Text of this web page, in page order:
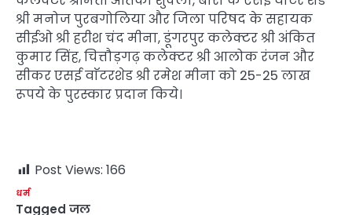
श्री मनोज पुरबगोलिया और जिला परिषद के सहायक
सीईओ श्री हरीश चंद मीना, डूंगरपुर कलेक्टर श्री अंकित
कुमार सिंह, चित्तौड़गढ़ कलेक्टर श्री आलोक रंजन और
सीकर एसई वाॅटरशेड श्री रमेश मीना को 25-25 लाख
रूपये के पुरस्कार प्रदान किये।
Post Views: 166
धर्म
Tagged जल